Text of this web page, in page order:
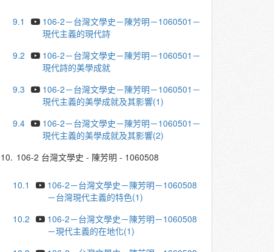
9.1
106-2－台灣文學史－陳芳明－1060501－
現代主義的現代詩
9.2
106-2－台灣文學史－陳芳明－1060501－
現代詩的美學成就
9.3
106-2－台灣文學史－陳芳明－1060501－
現代主義的美學成就及其影響(1)
9.4
106-2－台灣文學史－陳芳明－1060501－
現代主義的美學成就及其影響(2)
10. 106-2 台灣文學史 - 陳芳明 - 1060508
10.1
106-2－台灣文學史－陳芳明－1060508
－台灣現代主義的特色(1)
10.2
106-2－台灣文學史－陳芳明－1060508
－現代主義的在地化(1)